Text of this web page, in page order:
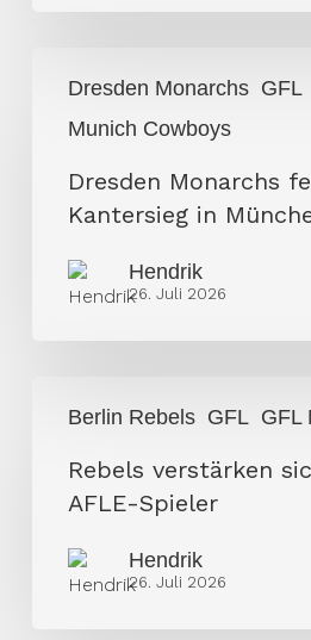
Abschied
Richtung
Dresden Monarchs GFL
Munich Cowboys
Monarchs
feiern
Dresden Monarchs
Kantersieg in
Hendrik
26. Juli 2026
Berlin Rebels GFL GFL
verstärken
AFLE-
Rebels verstärken
AFLE-Spieler
Hendrik
26. Juli 2026